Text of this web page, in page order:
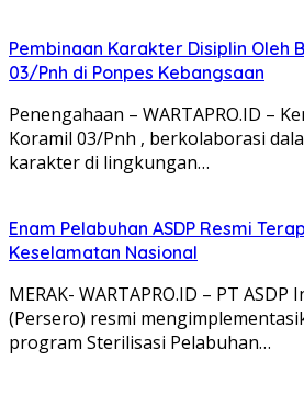
Pembinaan Karakter Disiplin Oleh
03/Pnh di Ponpes Kebangsaan
Penengahaan – WARTAPRO.ID –
Koramil 03/Pnh , berkolaborasi
karakter di lingkungan…
Enam Pelabuhan ASDP Resmi
Keselamatan Nasional
MERAK- WARTAPRO.ID – PT ASDP
(Persero) resmi
program Sterilisasi Pelabuhan…